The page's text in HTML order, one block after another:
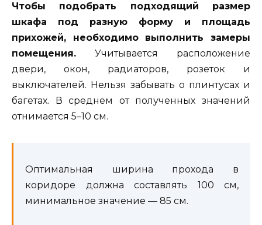
Чтобы подобрать подходящий размер
шкафа под разную форму и площадь
прихожей, необходимо выполнить замеры
помещения. Учитывается расположение
двери, окон, радиаторов, розеток и
выключателей. Нельзя забывать о плинтусах и
багетах. В среднем от полученных значений
отнимается 5–10 см.
Оптимальная ширина прохода в
коридоре должна составлять 100 см,
минимальное значение — 85 см.